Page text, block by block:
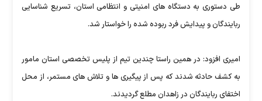
طی دستوری به دستگاه های امنیتی و انتظامی استان، تسریع شناسایی
ربایندگان و پیدایش فرد ربوده شده را خواستار شد.
امیری افزود: در همین راستا چندین تیم از پلیس تخصصی استان مامور
به کشف حادثه شدند که پس از پیگیری ها و تلاش های مستمر، از محل
اختفای ربایندگان در زاهدان مطلع گردیدند.